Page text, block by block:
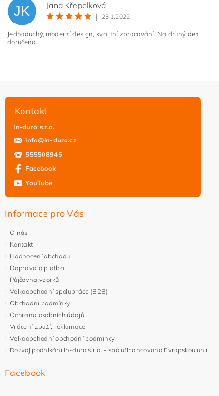
JK
Jana Křepelková
|
23.1.2022
Jednoduchý, moderní design, kvalitní zpracování. Na druhý den
doručeno.
Kontakt
In-duro s.r.o.
info@in-duro.cz
555508945
Facebook
YouTube
Informace pro Vás
O nás
Kontakt
Hodnocení obchodu
Doprava a platba
Půjčovna vzorků
Velkoobchodní spolupráce (B2B)
Obchodní podmínky
Ochrana osobních údajů
Vrácení zboží, reklamace
Velkoobchodní obchodní podmínky
Rozvoj podnikání In-duro s.r.o. - spolufinancováno Evropskou unií
Facebook